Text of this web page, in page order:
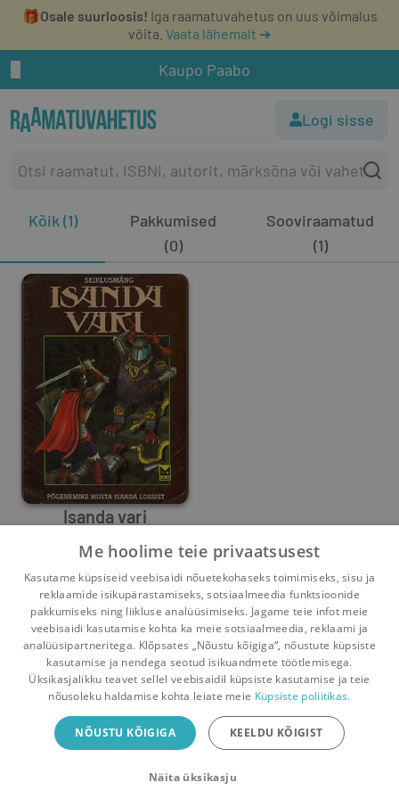
🎁Osale suurloosis! Iga raamatuvahetus on uus võimalus
võita. Vaata lähemalt ➔
Kaupo Paabo
Logi sisse
Kõik (1)
Pakkumised
(0)
Sooviraamatud
(1)
Isanda vari
0 6
Pealehele Ostukorv Sõnumid Teated Konto
Raamatuvahetuse mobiiliäpp
Vaheta raamatuid veelgi mugavamalt!
Me hoolime teie privaatsusest
Kasutame küpsiseid veebisaidi nõuetekohaseks toimimiseks, sisu ja
reklaamide isikupärastamiseks, sotsiaalmeedia funktsioonide
pakkumiseks ning liikluse analüüsimiseks. Jagame teie infot meie
veebisaidi kasutamise kohta ka meie sotsiaalmeedia, reklaami ja
analüüsipartneritega. Klõpsates „Nõustu kõigiga“, nõustute küpsiste
kasutamise ja nendega seotud isikuandmete töötlemisega.
Üksikasjalikku teavet sellel veebisaidil küpsiste kasutamise ja teie
nõusoleku haldamise kohta leiate meie Küpsiste poliitikas.
NÕUSTU KÕIGIGA KEELDU KÕIGIST
Näita üksikasju